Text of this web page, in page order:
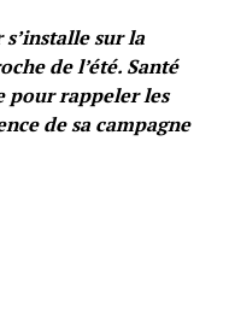
sur la
de l’été. Santé
pour rappeler les
de sa campagne